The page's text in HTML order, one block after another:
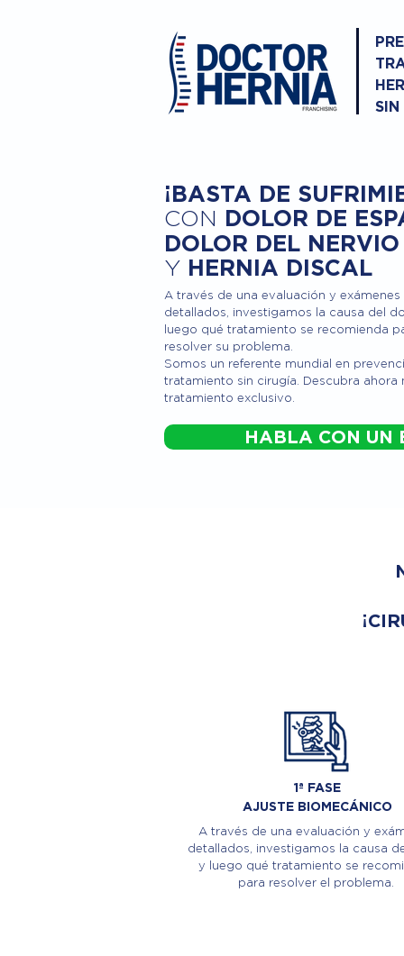
SIN
¡BASTA DE
CON DOLOR DE
DOLOR DEL
Y HERNIA DISCAL
A través de una evaluación y exámenes
detallados, investigamos la causa del
luego qué tratamiento se recomienda
resolver su problema.
Somos un referente mundial en
tratamiento sin cirugía. Descubra ahora
tratamiento exclusivo.
HABLA CON UN
1ª FASE
AJUSTE BIOMECÁNICO
A través de una evaluación y
detallados, investigamos la causa
y luego qué tratamiento se
para resolver el problema.